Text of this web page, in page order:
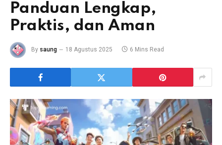
Panduan Lengkap,
Praktis, dan Aman
By saung 18 Agustus 2025 6 Mins Read